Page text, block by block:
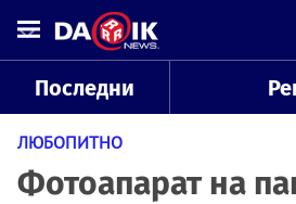
Последни
ЛЮБОПИТНО
Фотоапарат на